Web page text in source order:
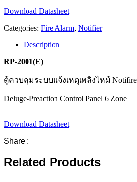
Download Datasheet
Categories: Fire Alarm, Notifier
Description
RP-2001(E)
ตู้ควบคุมระบบแจ้งเหตุเพลิงไหม้ Notifire
Deluge-Preaction Control Panel 6 Zone
Download Datasheet
Share :
Related Products